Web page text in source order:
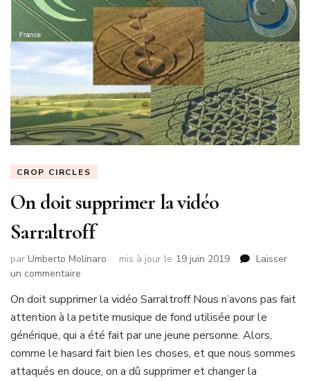
CROP CIRCLES
On doit supprimer la vidéo
Sarraltroff
par Umberto Molinaro mis à jour le 19 juin 2019
Laisser
un commentaire
doit
supprimer
la
Sarraltroff
On doit supprimer la vidéo Sarraltroff Nous n’avons pas fait
attention à la petite musique de fond utilisée pour le
générique, qui a été fait par une jeune personne. Alors,
comme le hasard fait bien les choses, et que nous sommes
attaqués en douce, on a dû supprimer et changer la